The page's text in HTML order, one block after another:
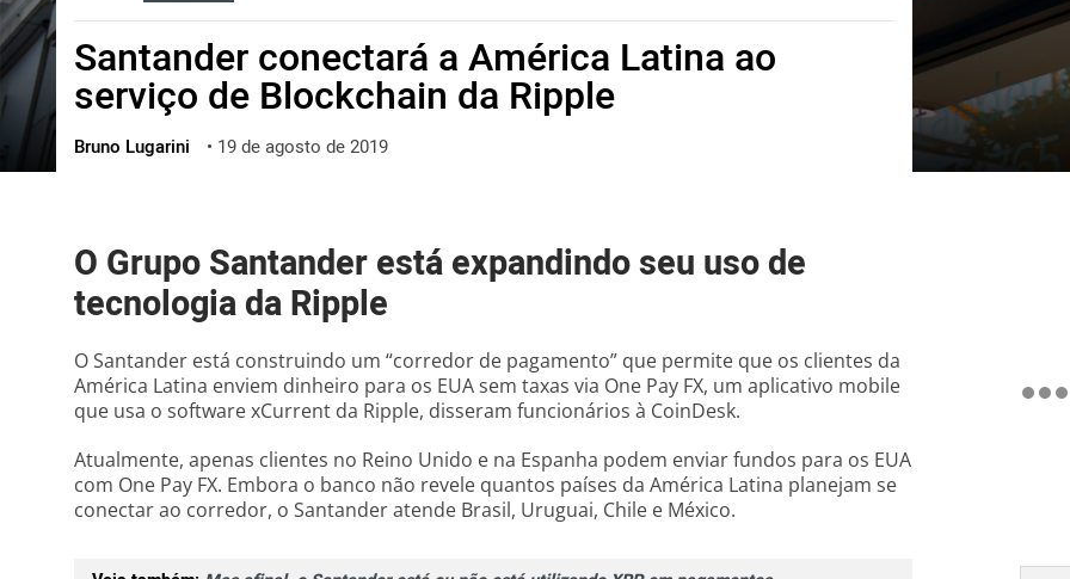
العربية
ไทย
ქართული
Santander conectará a América Latina ao
serviço de Blockchain da Ripple
Bruno Lugarini • 19 de agosto de 2019
O Grupo Santander está expandindo seu uso de
tecnologia da Ripple
O Santander está construindo um “corredor de pagamento” que permite que os clientes da
América Latina enviem dinheiro para os EUA sem taxas via One Pay FX, um aplicativo mobile
que usa o software xCurrent da Ripple, disseram funcionários à CoinDesk.
Atualmente, apenas clientes no Reino Unido e na Espanha podem enviar fundos para os EUA
com One Pay FX. Embora o banco não revele quantos países da América Latina planejam se
conectar ao corredor, o Santander atende Brasil, Uruguai, Chile e México.